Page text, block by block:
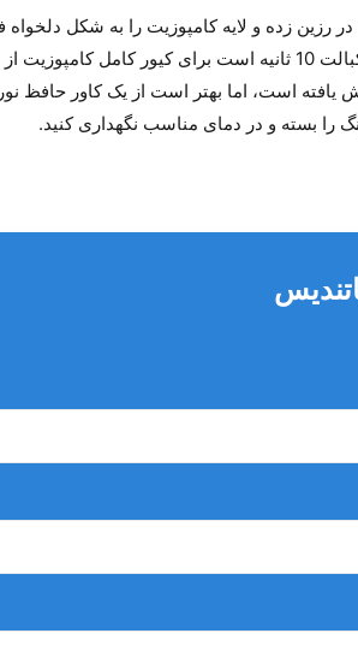
رزین زده و لایه کامپوزیت را به شکل
کنید این کار را می توانید تا اتمام ترمیم انجام دهید. توجه شود که اگرچه زمان مورد نیاز برای کیور
است، اما بهتر است از یک کاور حافظ
را بسته و در دمای مناسب نگهداری کنید.